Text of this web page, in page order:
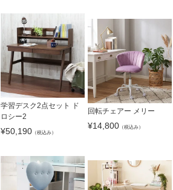
学習デスク2点セット ド
ロシー2
¥50,190 （税込み）
回転チェアー メリー
¥14,800（税込み）